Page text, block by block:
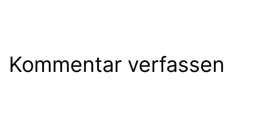
Kommentar verfassen